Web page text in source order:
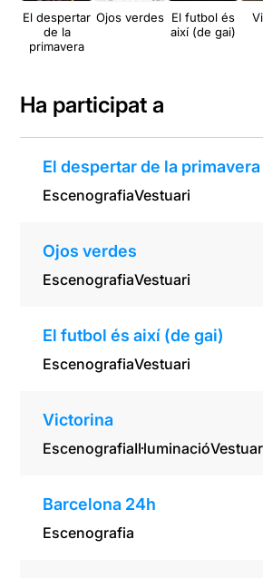
El despertar
de la
primavera
Ojos verdes El futbol és
així (de gai)
Ha participat a
El despertar de la primavera
EscenografiaVestuari
Ojos verdes
EscenografiaVestuari
El futbol és així (de gai)
EscenografiaVestuari
Victorina
EscenografiaIl·luminació
Barcelona 24h
Escenografia